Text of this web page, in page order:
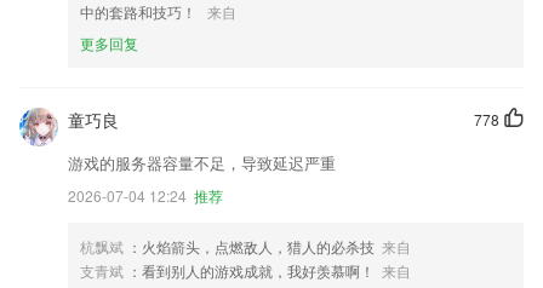
中的套路和技巧！
来自
更多回复
778
童巧良
游戏的服务器容量不足，导致延迟严重
2026-07-04 12:24 推荐
杭飘斌 ：火焰箭头，点燃敌人，猎人的必杀技 来自
支青斌 ：看到别人的游戏成就，我好羡慕啊！
来自